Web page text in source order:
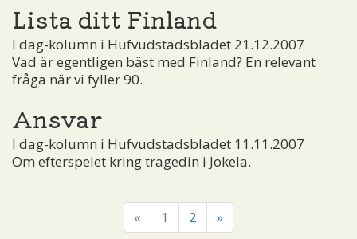
Lista ditt Finland
I dag-kolumn i Hufvudstadsbladet 21.12.2007
Vad är egentligen bäst med Finland? En relevant
fråga när vi fyller 90.
Ansvar
I dag-kolumn i Hufvudstadsbladet 11.11.2007
Om efterspelet kring tragedin i Jokela.
« 1 2 »